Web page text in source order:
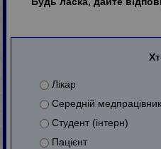
Лікар
Середній медпрацівник
Студент (інтерн)
Пацієнт